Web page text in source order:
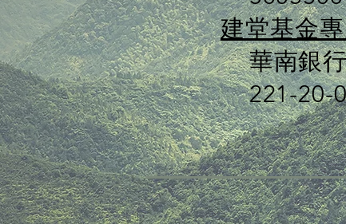
建堂基金
華南銀行
221-20-